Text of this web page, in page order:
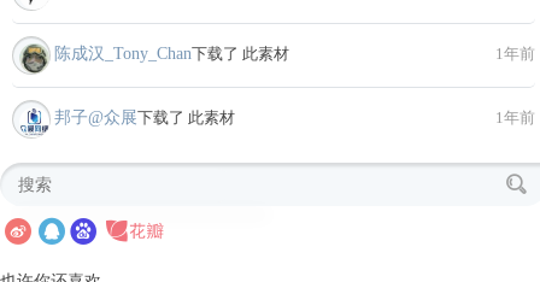
陈成汉_Tony_Chan下载了 此素材 1年前
邦子@众展下载了 此素材 1年前